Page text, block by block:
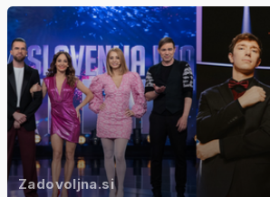
Zadovoljna.si